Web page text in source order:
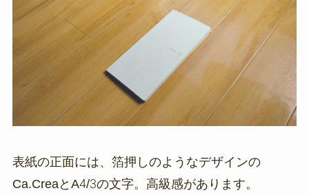
表紙の正面には、箔押しのようなデザインの
Ca.CreaとA4/3の文字。高級感があります。